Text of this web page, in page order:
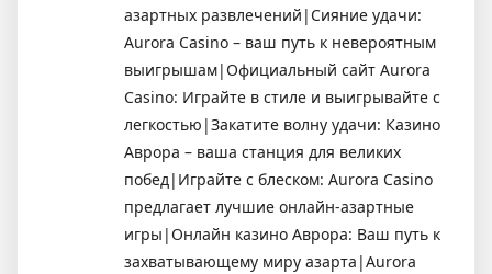
азартных развлечений|Сияние удачи:
Aurora Casino – ваш путь к невероятным
выигрышам|Официальный сайт Aurora
Casino: Играйте в стиле и выигрывайте с
легкостью|Закатите волну удачи: Казино
Аврора – ваша станция для великих
побед|Играйте с блеском: Aurora Casino
предлагает лучшие онлайн-азартные
игры|Онлайн казино Аврора: Ваш путь к
захватывающему миру азарта|Aurora